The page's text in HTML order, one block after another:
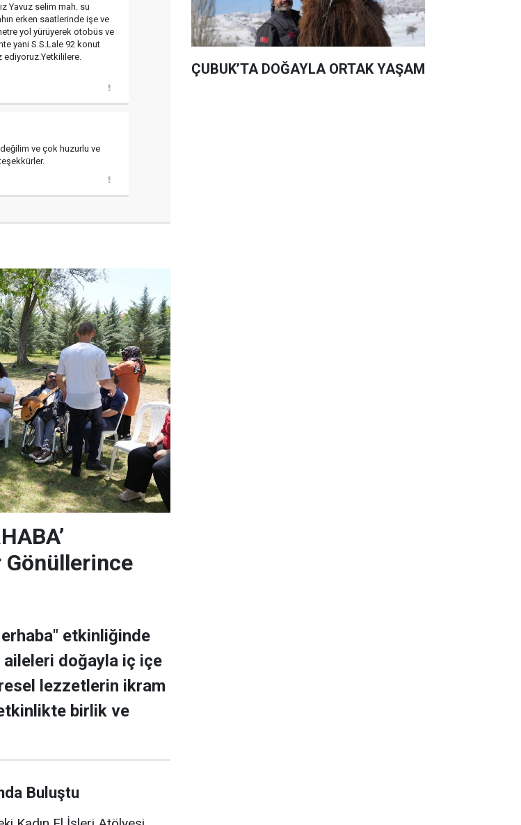
Yavuz selim mah. su
erken saatlerinde işe ve
yol yürüyerek otobüs ve
yani S.S.Lale 92 konut
ediyoruz.Yetkililere.
ve çok huzurlu ve
Gönüllerince
etkinliğinde
doğayla iç içe
lezzetlerin ikram
birlik ve
Buluştu
ÇUBUK’TA DOĞAYLA ORTAK YAŞAM